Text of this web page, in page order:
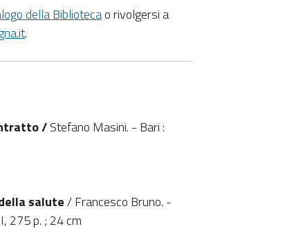
della Bibliotecao rivolgersi a
.
/Stefano Masini. - Bari :
salute/ Francesco Bruno. -
275 p. ; 24 cm